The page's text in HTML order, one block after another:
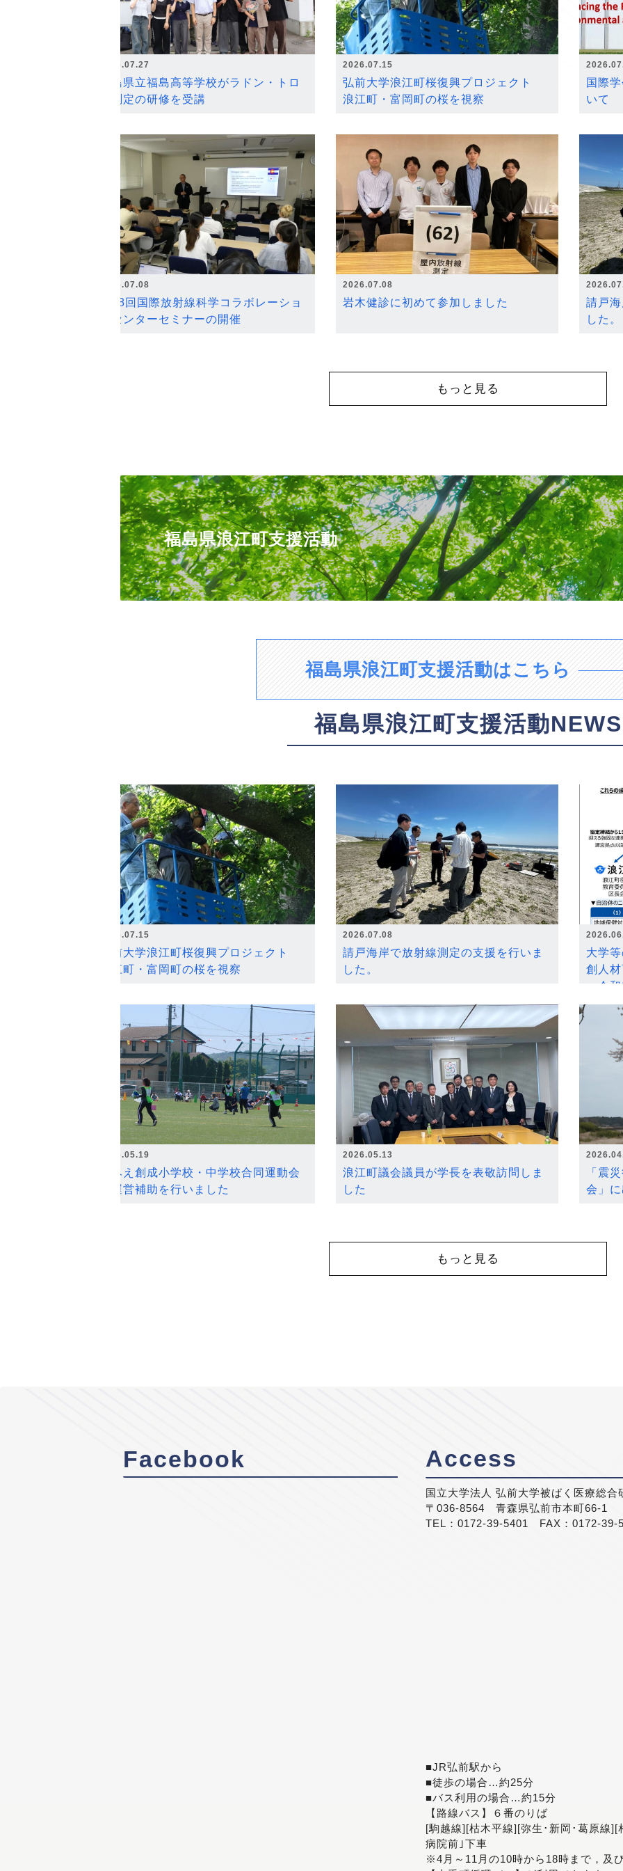
2026.07.27
福島県立福島高等学校がラドン・トロ
ン測定の研修を受講
2026.07.15
弘前大学浪江町桜復興プロジェクト
浪江町・富岡町の桜を視察
国際
いて
2026.07.08
第18回国際放射線科学コラボレーショ
ンセンターセミナーの開催
2026.07.08
岩木健診に初めて参加しました
請戸
した。
もっと見る
福島県浪江町支援活動
福島県浪江町支援活動はこちら
福島県浪江町支援活動NEWS
2026.07.15
弘前大学浪江町桜復興プロジェクト
浪江町・富岡町の桜を視察
2026.07.08
請戸海岸で放射線測定の支援を行いま
した。
大学
創人
～令
2026.05.19
なみえ創成小学校・中学校合同運動会
の運営補助を行いました
2026.05.13
浪江町議会議員が学長を表敬訪問しま
した
「震
会」
もっと見る
Facebook Access
国立大学法人 弘前大学被ばく医療総合
〒036-8564 青森県弘前市本町66-1
TEL：0172-39-5401 FAX：0172-39-
■JR弘前駅から
■徒歩の場合…約25分
■バス利用の場合…約15分
【路線バス】６番のりば
[駒越線][枯木平線][弥生･新岡･葛原線
病院前｣下車
※4月～11月の10時から18時まで，及